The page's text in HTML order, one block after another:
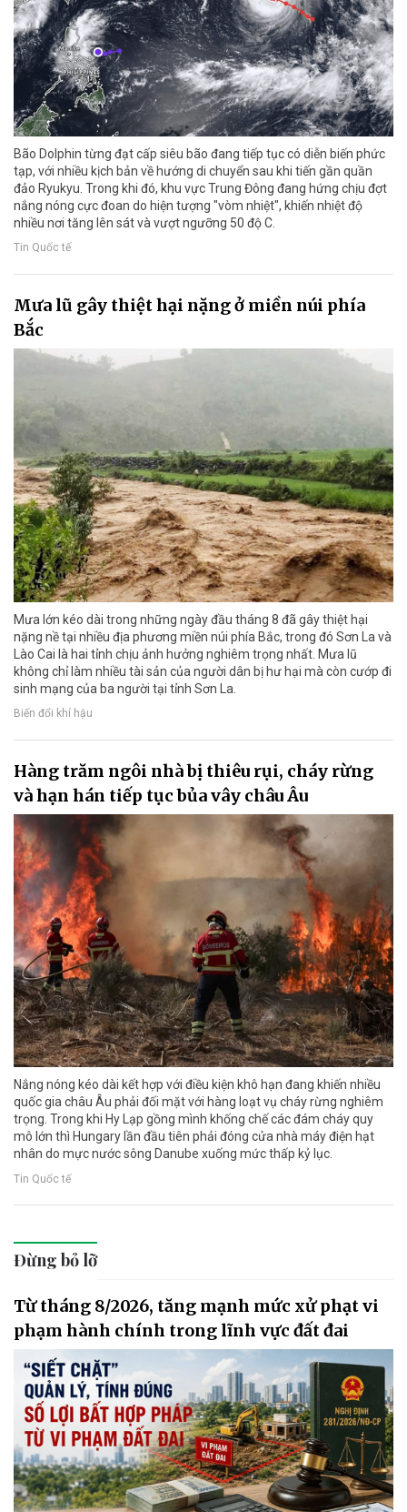
Bão Dolphin từng đạt cấp siêu bão đang tiếp tục có diễn biến phức
tạp, với nhiều kịch bản về hướng di chuyển sau khi tiến gần quần
đảo Ryukyu. Trong khi đó, khu vực Trung Đông đang hứng chịu đợt
nắng nóng cực đoan do hiện tượng "vòm nhiệt", khiến nhiệt độ
nhiều nơi tăng lên sát và vượt ngưỡng 50 độ C.
Tin Quốc tế
Mưa lũ gây thiệt hại nặng ở miền núi phía
Bắc
Mưa lớn kéo dài trong những ngày đầu tháng 8 đã gây thiệt hại
nặng nề tại nhiều địa phương miền núi phía Bắc, trong đó Sơn La và
Lào Cai là hai tỉnh chịu ảnh hưởng nghiêm trọng nhất. Mưa lũ
không chỉ làm nhiều tài sản của người dân bị hư hại mà còn cướp đi
sinh mạng của ba người tại tỉnh Sơn La.
Biến đổi khí hậu
Hàng trăm ngôi nhà bị thiêu rụi, cháy rừng
và hạn hán tiếp tục bủa vây châu Âu
Nắng nóng kéo dài kết hợp với điều kiện khô hạn đang khiến nhiều
quốc gia châu Âu phải đối mặt với hàng loạt vụ cháy rừng nghiêm
trọng. Trong khi Hy Lạp gồng mình khống chế các đám cháy quy
mô lớn thì Hungary lần đầu tiên phải đóng cửa nhà máy điện hạt
nhân do mực nước sông Danube xuống mức thấp kỷ lục.
Tin Quốc tế
Đừng bỏ lỡ
Từ tháng 8/2026, tăng mạnh mức xử phạt vi
phạm hành chính trong lĩnh vực đất đai